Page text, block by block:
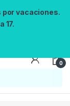
por vacaciones.
17.
0